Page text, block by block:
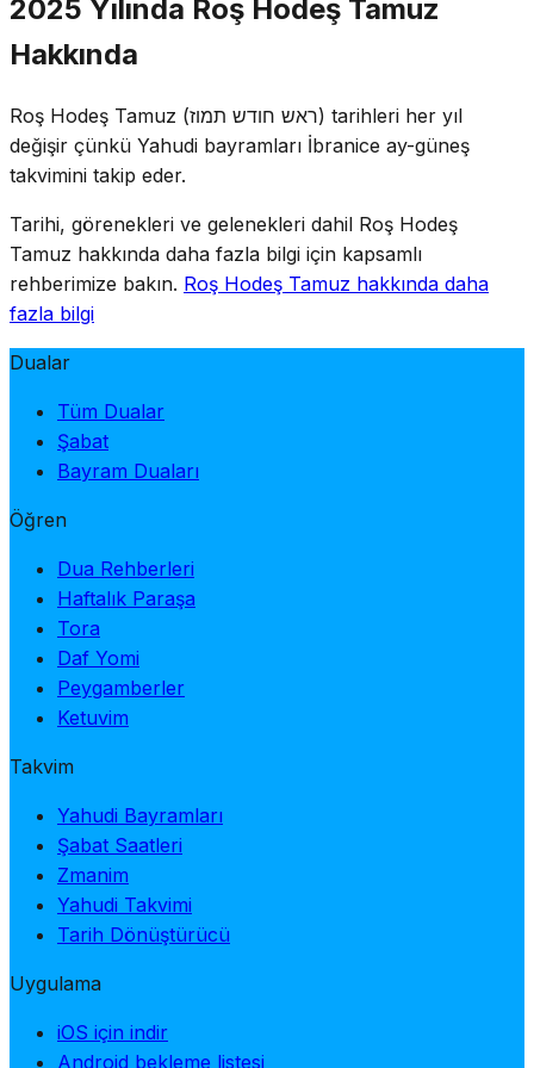
VeYavo, Tora okuması ve Musaf. Roş Hodeş'in kendisi
sevinçli bir gün olsa da cemaat, ay içinde 17 Tamuz'da
2025 Yılında Roş Hodeş Tamuz
Hakkında
Roş Hodeş Tamuz (ראש חודש תמוז) tarihleri her yıl
değişir çünkü Yahudi bayramları İbranice ay-güneş
takvimini takip eder.
Tarihi, görenekleri ve gelenekleri dahil Roş Hodeş
Tamuz hakkında daha fazla bilgi için kapsamlı
rehberimize bakın. Roş Hodeş Tamuz hakkında daha
fazla bilgi
Dualar
Tüm Dualar
Şabat
Bayram Duaları
Öğren
Dua Rehberleri
Haftalık Paraşa
Tora
Daf Yomi
Peygamberler
Ketuvim
Takvim
Yahudi Bayramları
Şabat Saatleri
Zmanim
Yahudi Takvimi
Tarih Dönüştürücü
Uygulama
iOS için indir
Android bekleme listesi